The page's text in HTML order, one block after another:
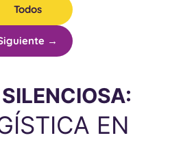
Todos
→
EN